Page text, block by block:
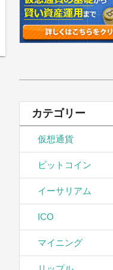
索:
カテゴリー
仮想通貨
ビットコイン
イーサリアム
ICO
マイニング